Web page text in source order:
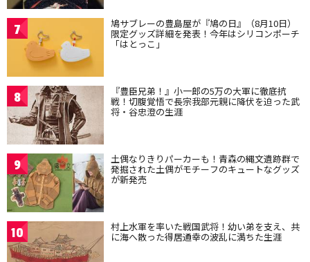
7 鳩サブレーの豊島屋が『鳩の日』（8月10日）
限定グッズ詳細を発表！今年はシリコンポーチ
「はとっこ」
8 『豊臣兄弟！』小一郎の5万の大軍に徹底抗
戦！切腹覚悟で長宗我部元親に降伏を迫った武
将・谷忠澄の生涯
9 土偶なりきりパーカーも！青森の縄文遺跡群で
発掘された土偶がモチーフのキュートなグッズ
が新発売
10 村上水軍を率いた戦国武将！幼い弟を支え、共
に海へ散った得居通幸の波乱に満ちた生涯